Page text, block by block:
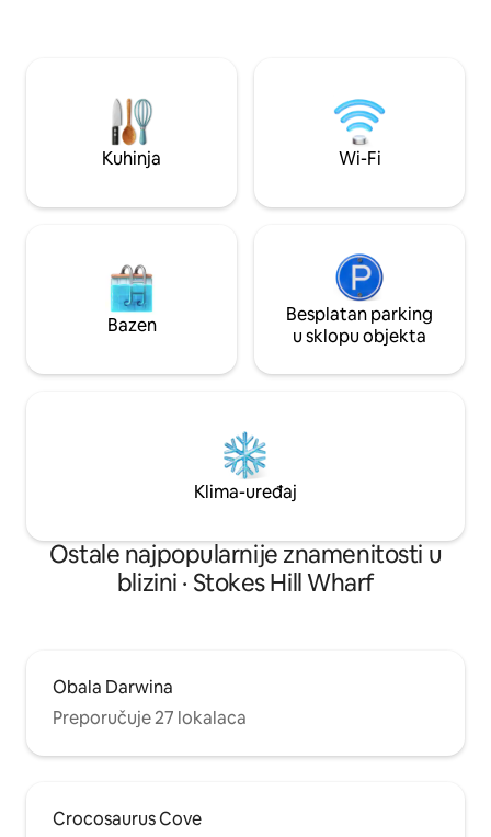
istražite mnoštvo pješačkih staza,
biciklističkih staza i lijepih parkova ovog
područja, a praktičnost je udaljena samo
nekoliko minuta do CBD-a.
parkiralište na
dostupnosti i
bazenu i teretani
Kuhinja Wi-Fi
Bazen
Besplatan parking
u sklopu objekta
Klima-uređaj
Ostale najpopularnije znamenitosti u
blizini · Stokes Hill Wharf
Obala Darwina
Preporučuje 27 lokalaca
Crocosaurus Cove